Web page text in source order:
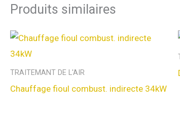
Produits similaires
TRAITEMANT DE L'AIR
Chauffage fioul combust. indirecte 34kW